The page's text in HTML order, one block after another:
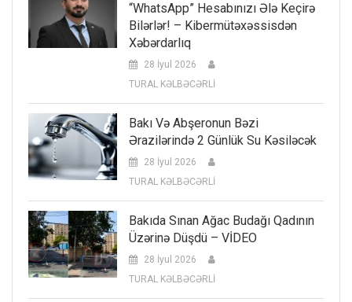
“WhatsApp” Hesabınızı Ələ Keçirə
Bilərlər! – Kibermütəxəssisdən
Xəbərdarlıq
28 İyul 2026
TURAL KƏLBƏCƏRLİ
Bakı Və Abşeronun Bəzi
Ərazilərində 2 Günlük Su Kəsiləcək
28 İyul 2026
TURAL KƏLBƏCƏRLİ
Bakıda Sınan Ağac Budağı Qadının
Üzərinə Düşdü – VİDEO
28 İyul 2026
TURAL KƏLBƏCƏRLİ